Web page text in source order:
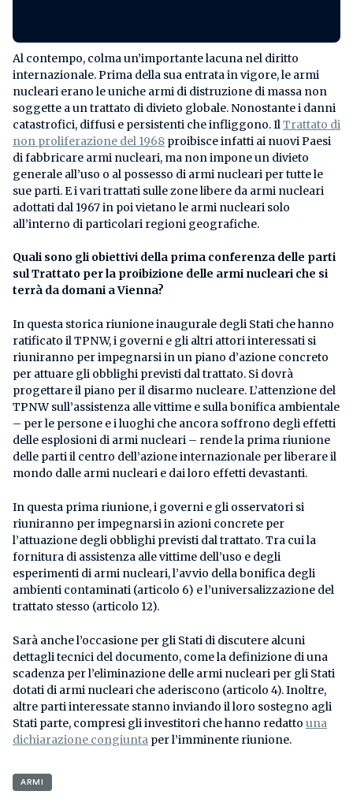
Al contempo, colma un’importante lacuna nel diritto
internazionale. Prima della sua entrata in vigore, le armi
nucleari erano le uniche armi di distruzione di massa non
soggette a un trattato di divieto globale. Nonostante i danni
catastrofici, diffusi e persistenti che infliggono. Il Trattato di
non proliferazione del 1968 proibisce infatti ai nuovi Paesi
di fabbricare armi nucleari, ma non impone un divieto
generale all’uso o al possesso di armi nucleari per tutte le
sue parti. E i vari trattati sulle zone libere da armi nucleari
adottati dal 1967 in poi vietano le armi nucleari solo
all’interno di particolari regioni geografiche.
Quali sono gli obiettivi della prima conferenza delle parti
sul Trattato per la proibizione delle armi nucleari che si
terrà da domani a Vienna?
In questa storica riunione inaugurale degli Stati che hanno
ratificato il TPNW, i governi e gli altri attori interessati si
riuniranno per impegnarsi in un piano d’azione concreto
per attuare gli obblighi previsti dal trattato. Si dovrà
progettare il piano per il disarmo nucleare. L’attenzione del
TPNW sull’assistenza alle vittime e sulla bonifica ambientale
– per le persone e i luoghi che ancora soffrono degli effetti
delle esplosioni di armi nucleari – rende la prima riunione
delle parti il centro dell’azione internazionale per liberare il
mondo dalle armi nucleari e dai loro effetti devastanti.
In questa prima riunione, i governi e gli osservatori si
riuniranno per impegnarsi in azioni concrete per
l’attuazione degli obblighi previsti dal trattato. Tra cui la
fornitura di assistenza alle vittime dell’uso e degli
esperimenti di armi nucleari, l’avvio della bonifica degli
ambienti contaminati (articolo 6) e l’universalizzazione del
trattato stesso (articolo 12).
Sarà anche l’occasione per gli Stati di discutere alcuni
dettagli tecnici del documento, come la definizione di una
scadenza per l’eliminazione delle armi nucleari per gli Stati
dotati di armi nucleari che aderiscono (articolo 4). Inoltre,
altre parti interessate stanno inviando il loro sostegno agli
Stati parte, compresi gli investitori che hanno redatto una
dichiarazione congiunta per l’imminente riunione.
ARMI